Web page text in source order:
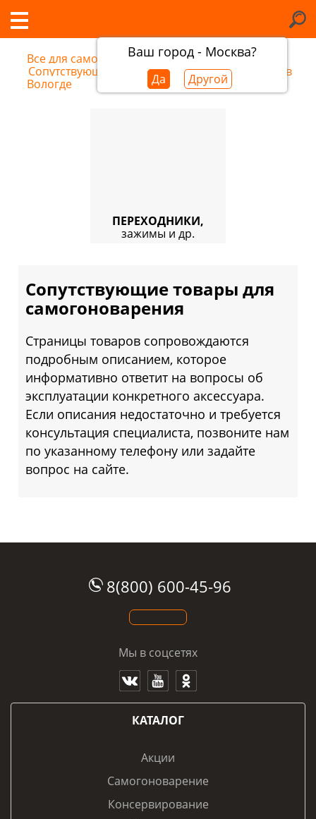
Ваш город - Москва?
Да Другой
Все для самогоноварения/
Сопутствующие товары для самогоноварения в
Вологде
ПЕРЕХОДНИКИ,
зажимы и др.
Сопутствующие товары для
самогоноварения
Страницы товаров сопровождаются
подробным описанием, которое
информативно ответит на вопросы об
эксплуатации конкретного аксессуара.
Если описания недостаточно и требуется
консультация специалиста, позвоните нам
по указанному телефону или задайте
вопрос на сайте.
8(800) 600-45-96
Мы в соцсетях
КАТАЛОГ
Акции
Самогоноварение
Консервирование